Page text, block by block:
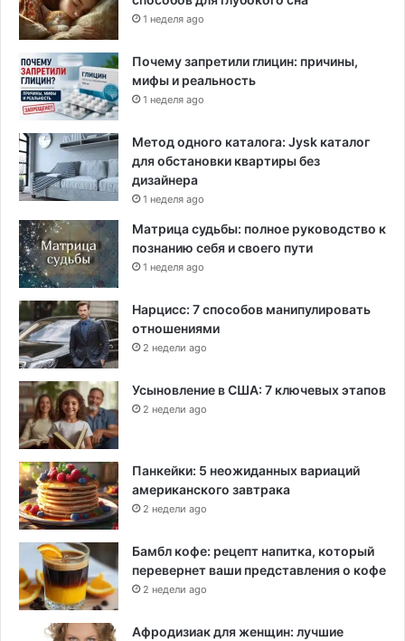
1 неделя ago
Почему запретили глицин: причины,
мифы и реальность
1 неделя ago
Метод одного каталога: Jysk каталог
для обстановки квартиры без
дизайнера
1 неделя ago
Матрица судьбы: полное руководство к
познанию себя и своего пути
1 неделя ago
Нарцисс: 7 способов манипулировать
отношениями
2 недели ago
Усыновление в США: 7 ключевых этапов
2 недели ago
Панкейки: 5 неожиданных вариаций
американского завтрака
2 недели ago
Бамбл кофе: рецепт напитка, который
перевернет ваши представления о кофе
2 недели ago
Афродизиак для женщин: лучшие